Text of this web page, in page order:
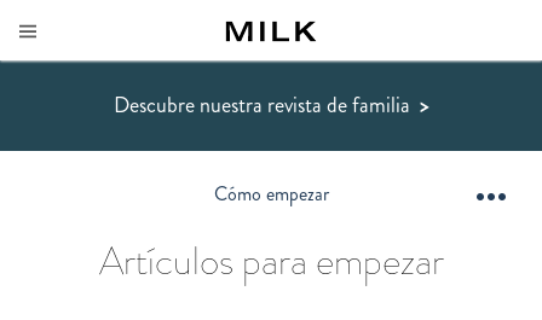
Descubre nuestra revista de familia >
Cómo empezar
Artículos para empezar